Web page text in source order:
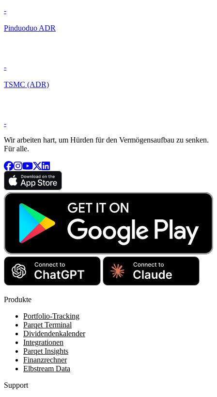
-
Pinduoduo ADR
-
TSMC (ADR)
-
Wir arbeiten hart, um Hürden für den Vermögensaufbau zu senken.
Für alle.
Produkte
Portfolio-Tracking
Parqet Terminal
Dividendenkalender
Integrationen
Parqet Insights
Finanzrechner
Elbstream Data
Support